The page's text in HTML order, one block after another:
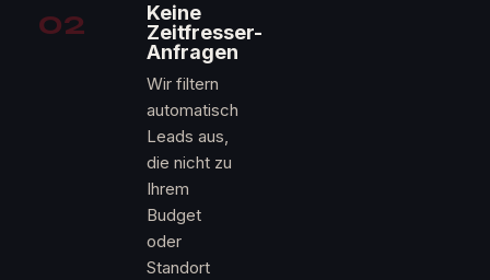
02
Keine
Zeitfresser-
Anfragen
Wir filtern
automatisch
Leads aus,
die nicht zu
Ihrem
Budget
oder
Standort